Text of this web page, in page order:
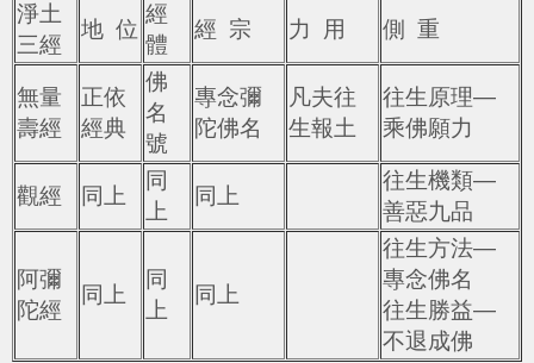
淨土
三經
地 位
經
體
經 宗 力 用 側 重
無量
壽經
正依
經典
佛
名
號
專念彌
陀佛名
凡夫往
生報土
往生原理—
乘佛願力
觀經 同上
同
上
同上
往生機類—
善惡九品
阿彌
陀經
同上
同
上
同上
往生方法—
專念佛名
往生勝益—
不退成佛